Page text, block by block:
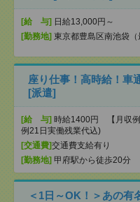
[給 与] 日給13,000円～
[勤務地] 東京都豊島区南池袋（
座り仕事！高時給！車
[派遣]
[給 与] 時給1400円 【月収
例21日実働残業代込)
[交通費]交通費支給有り
[勤務地] 甲府駅から徒歩20分
＜1日～OK！＞あの有